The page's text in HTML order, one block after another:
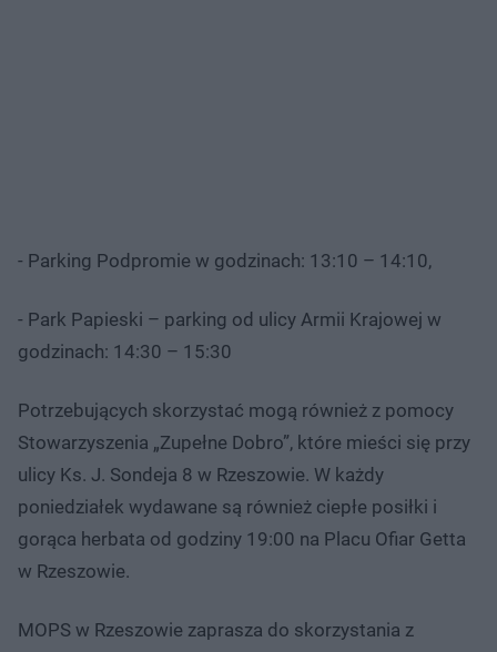
- Parking Podpromie w godzinach: 13:10 – 14:10,
- Park Papieski – parking od ulicy Armii Krajowej w
godzinach: 14:30 – 15:30
Potrzebujących skorzystać mogą również z pomocy
Stowarzyszenia „Zupełne Dobro”, które mieści się przy
ulicy Ks. J. Sondeja 8 w Rzeszowie. W każdy
poniedziałek wydawane są również ciepłe posiłki i
gorąca herbata od godziny 19:00 na Placu Ofiar Getta
w Rzeszowie.
MOPS w Rzeszowie zaprasza do skorzystania z